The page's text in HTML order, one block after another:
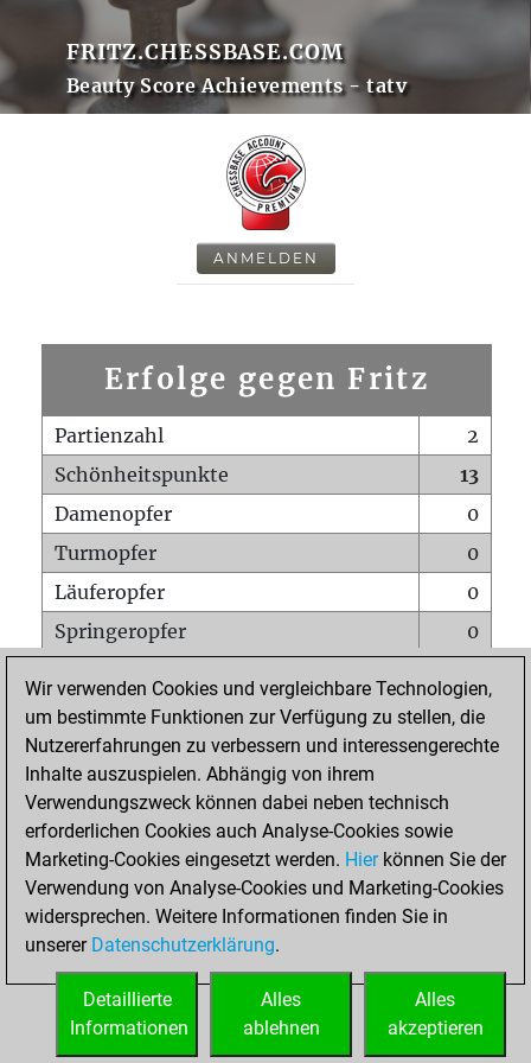
FRITZ.CHESSBASE.COM
Beauty Score Achievements - tatv
ANMELDEN
Erfolge gegen Fritz
Partienzahl
2
Schönheitspunkte
13
Damenopfer
0
Turmopfer
0
Läuferopfer
0
Springeropfer
0
Matt auf vollem Brett
0
Bauer setzt Matt
0
Erstickte Matts
Unterverwandlungen
Türme auf der siebten
0
STARTSEITE
Wir verwenden Cookies und vergleichbare Technologien,
um bestimmte Funktionen zur Verfügung zu stellen, die
Nutzererfahrungen zu verbessern und interessengerechte
Inhalte auszuspielen. Abhängig von ihrem
Verwendungszweck können dabei neben technisch
erforderlichen Cookies auch Analyse-Cookies sowie
Marketing-Cookies eingesetzt werden. Hierkönnen Sie der
Verwendung von Analyse-Cookies und Marketing-Cookies
widersprechen. Weitere Informationen finden Sie in
unserer Datenschutzerklärung.
Alles
akzeptieren
Alles
ablehnen
Detaillierte
Informationen